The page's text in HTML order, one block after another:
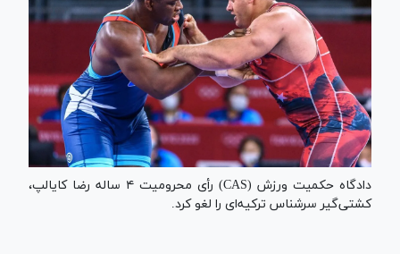
دادگاه حکمیت ورزش (CAS) رأی محرومیت ۴ ساله رضا کایالپ،
کشتی‌گیر سرشناس ترکیه‌ای را لغو کرد.